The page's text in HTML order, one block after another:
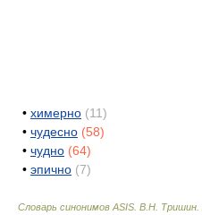
• химерно (11)
• чудесно (58)
• чудно (64)
• эпично (7)
Словарь синонимов ASIS. В.Н. Тришин